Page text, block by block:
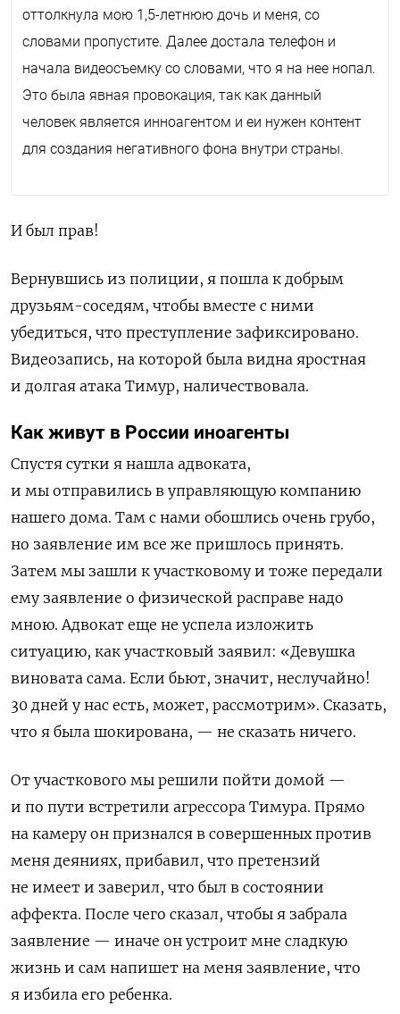
оттолкнула мою 1,5-летнюю дочь и меня, со
словами пропустите. Далее достала телефон и
начала видеосъемку со словами, что я на нее нопал.
Это была явная провокация, так как данный
человек является инноагентом и еи нужен контент
для создания негативного фона внутри страны.
И был прав!
Вернувшись из полиции, я пошла к добрым
друзьям-соседям, чтобы вместе с ними
убедиться, что преступление зафиксировано.
Видеозапись, на которой была видна яростная
и долгая атака Тимур, наличествовала.
Как живут в России иноагенты
Спустя сутки я нашла адвоката,
и мы отправились в управляющую компанию
нашего дома. Там с нами обошлись очень грубо,
но заявление им все же пришлось принять.
Затем мы зашли к участковому и тоже передали
ему заявление о физической расправе надо
мною. Адвокат еще не успела изложить
ситуацию, как участковый заявил: «Девушка
виновата сама. Если бьют, значит, неслучайно!
30 дней у нас есть, может, рассмотрим». Сказать,
что я была шокирована, — не сказать ничего.
От участкового мы решили пойти домой —
и по пути встретили агрессора Тимура. Прямо
на камеру он признался в совершенных против
меня деяниях, прибавил, что претензий
не имеет и заверил, что был в состоянии
аффекта. После чего сказал, чтобы я забрала
заявление — иначе он устроит мне сладкую
жизнь и сам напишет на меня заявление, что
я избила его ребенка.